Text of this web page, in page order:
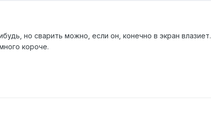
но сварить можно, если он, конечно в экран влазиет.
короче.